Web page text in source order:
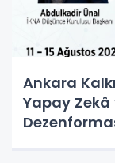
Ankara
Yapay